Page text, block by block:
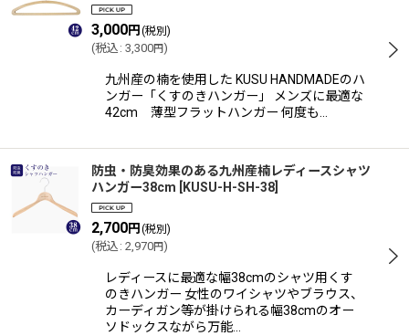
3,000円 (税別)
(税込 : 3,300円)
九州産の楠を使用した KUSU HANDMADEのハ
ンガー「くすのきハンガー」 メンズに最適な
42cm 薄型フラットハンガー 何度も…
防虫・防臭効果のある九州産楠レディースシャツ
ハンガー38cm
KUSU-H-SH-38
2,700円 (税別)
(税込 : 2,970円)
レディースに最適な幅38cmのシャツ用くす
のきハンガー 女性のワイシャツやブラウス、
カーディガン等が掛けられる幅38cmのオー
ソドックスながら万能…